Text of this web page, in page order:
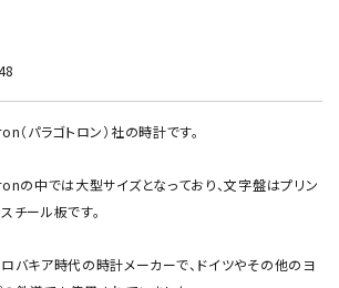
（パラゴトロン）社の時計です。
の中では大型サイズとなっており、文字盤はプリン
チール板です。
バキア時代の時計メーカーで、ドイツやその他のヨ